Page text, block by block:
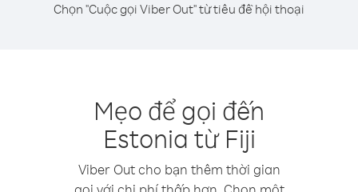
Chọn "Cuộc gọi Viber Out" từ tiêu đề hội thoại
Mẹo để gọi đến
Estonia từ Fiji
Viber Out cho bạn thêm thời gian